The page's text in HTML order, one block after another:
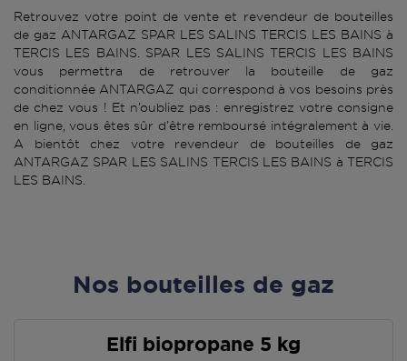
Retrouvez votre point de vente et revendeur de bouteilles
de gaz ANTARGAZ SPAR LES SALINS TERCIS LES BAINS à
TERCIS LES BAINS. SPAR LES SALINS TERCIS LES BAINS
vous permettra de retrouver la bouteille de gaz
conditionnée ANTARGAZ qui correspond à vos besoins près
de chez vous ! Et n’oubliez pas : enregistrez votre consigne
en ligne, vous êtes sûr d’être remboursé intégralement à vie.
A bientôt chez votre revendeur de bouteilles de gaz
ANTARGAZ SPAR LES SALINS TERCIS LES BAINS à TERCIS
LES BAINS.
Nos bouteilles de gaz
Elfi biopropane 5 kg